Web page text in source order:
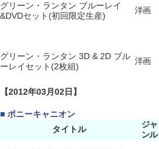
グリーン・ランタン ブルーレイ
&DVDセット(初回限定生産)
洋画
グリーン・ランタン 3D & 2D ブル
ーレイセット(2枚組)
洋画
【2012年03月02日】
■ ポニーキャニオン
タイトル
ジャ
ンル